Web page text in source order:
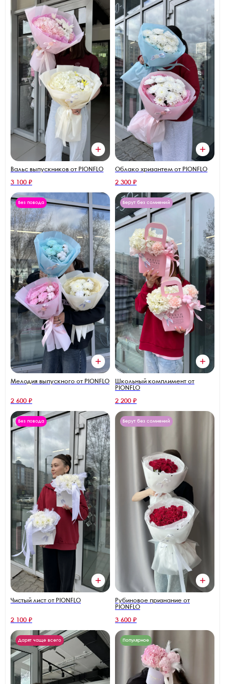
Вальс выпускников от PIONFLO
3 100 ₽
Облако хризантем от PIONFLO
2 300 ₽
Без повода
Мелодия выпускного от PIONFLO
2 600 ₽
Берут без сомнений
Школьный комплимент от
PIONFLO
2 200 ₽
Без повода
Чистый лист от PIONFLO
2 100 ₽
Берут без сомнений
Рубиновое признание от
PIONFLO
3 600 ₽
Дарят чаще всего Популярное